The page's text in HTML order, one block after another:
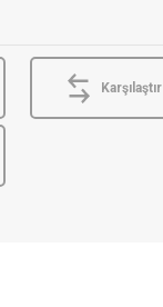
Karşılaştır